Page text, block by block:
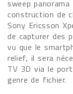
sweep
construction de
Sony Ericsson
de capturer des
vu que le
relief, il sera
TV 3D via le
genre de fichier.